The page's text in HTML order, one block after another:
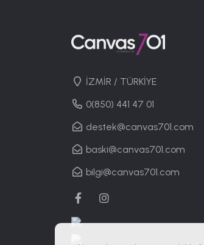
İZMİR / TÜRKİYE
0(850) 441 47 01
destek@canvas701.com
baski@canvas701.com
bilgi@canvas701.com